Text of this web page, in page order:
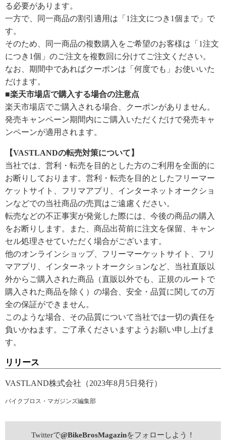
る必要があります。
一方で、同一商品の割引適用は「1注文につき1個まで」で
す。
そのため、同一商品の複数購入をご希望のお客様は「1注文
につき1個」のご注文を複数回に分けてご注文ください。
なお、期間中であればクーポンは「何度でも」お使いいた
だけます。
■楽天市場店で購入する場合の注意点
楽天市場店でご購入される場合、クーポンがありません。
発売キャンペーン期間内にご購入いただくだけで発売キャ
ンペーンが適用されます。
【VASTLANDの転売対策について】
当社では、営利・転売を目的とした方のご利用を全面的に
お断りしております。営利・転売を目的としたフリーマー
ケットサイト、フリマアプリ、インターネットオークショ
ンなどでの当社商品の売買はご遠慮ください。
転売などの不正事実が発覚した際には、今後の商品の購入
をお断りします。また、商品出荷前に注文を保留、キャン
セル処理させていただく場合がございます。
他のオンラインショップ、フリーマーケットサイト、フリ
マアプリ、インターネットオークションなど、当社直販以
外からご購入された商品（直販以外でも、正規のルートで
購入された商品を除く）の場合、安全・品質に関しての万
全の保証ができません。
このような場合、その品質について当社では一切の責任を
負いかねます。ご了承くださいますようお願い申し上げま
す。
リリース
VASTLAND株式会社（2023年8月5日発行）
バイクブロス・マガジンズ編集部
Twitterで@BikeBrosMagazinをフォローしよう！